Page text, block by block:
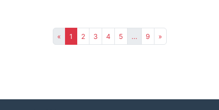
« 1 2 3 4 5 ... 9 »